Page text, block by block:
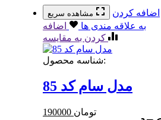
مشاهده سریع
اضافه کردن
به علاقه مندی ها
اضافه
کردن به مقایسه
شناسه محصول:
مدل سام کد 85
190000 تومان